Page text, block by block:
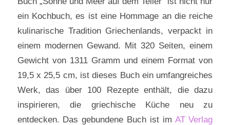
ein Kochbuch, es ist eine Hommage an die reiche
kulinarische Tradition Griechenlands, verpackt in
einem modernen Gewand. Mit 320 Seiten, einem
Gewicht von 1311 Gramm und einem Format von
19,5 x 25,5 cm, ist dieses Buch ein umfangreiches
Werk, das über 100 Rezepte enthält, die dazu
inspirieren, die griechische Küche neu zu
entdecken. Das gebundene Buch ist im AT Verlag